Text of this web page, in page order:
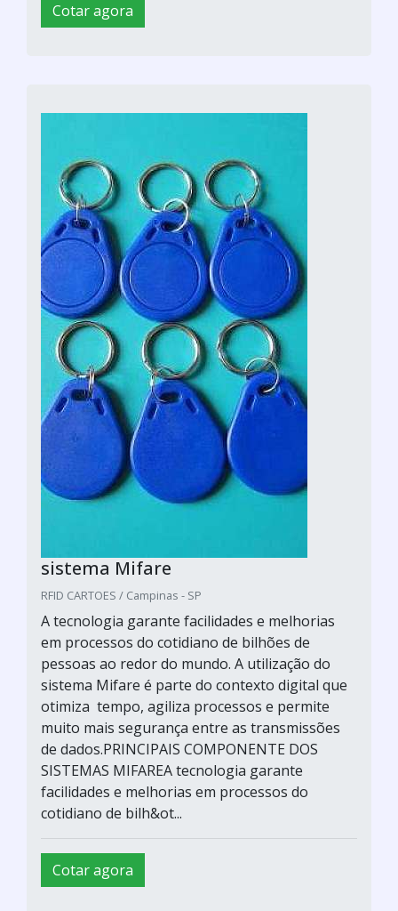
Cotar agora
sistema Mifare
RFID CARTOES / Campinas - SP
A tecnologia garante facilidades e melhorias
em processos do cotidiano de bilhões de
pessoas ao redor do mundo. A utilização do
sistema Mifare é parte do contexto digital que
otimiza tempo, agiliza processos e permite
muito mais segurança entre as transmissões
de dados.PRINCIPAIS COMPONENTE DOS
SISTEMAS MIFAREA tecnologia garante
facilidades e melhorias em processos do
cotidiano de bilh&ot...
Cotar agora